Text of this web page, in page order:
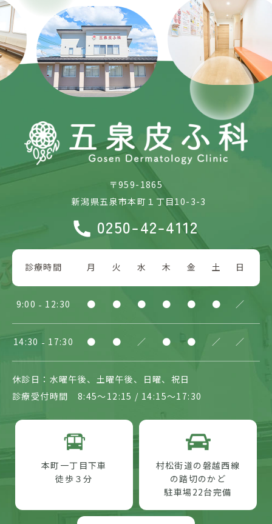
Previous
〒959-1865
新潟県五泉市本町１丁目10-3-3
0250-42-4112
診療時間 月 火 水 木 金 土 日
9:00 12:30 ● ● ● ● ● ● ／
14:30 17:30 ● ● ／ ● ● ／ ／
休診日：水曜午後、土曜午後、日曜、祝日
診療受付時間 8:45～12:15 / 14:15～17:30
本町一丁目下車
徒歩３分
村松街道の磐越西線
の踏切のかど
駐車場22台完備